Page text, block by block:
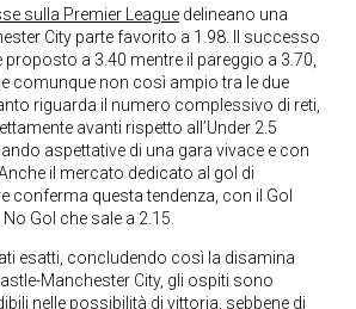
sulla Premier League delineano una
City parte favorito a 1.98. Il successo
proposto a 3.40 mentre il pareggio a 3.70,
comunque non così ampio tra le due
riguarda il numero complessivo di reti,
avanti rispetto all’Under 2.5
aspettative di una gara vivace e con
il mercato dedicato al gol di
conferma questa tendenza, con il Gol
Gol che sale a 2.15.
esatti, concludendo così la disamina
Manchester City, gli ospiti sono
nelle possibilità di vittoria, sebbene di